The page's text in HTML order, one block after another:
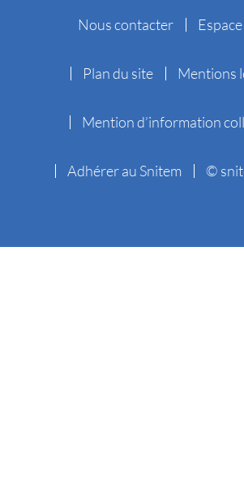
Nous contacter
Plan du site Mentions
Mention d’information
Adhérer au Snitem ©